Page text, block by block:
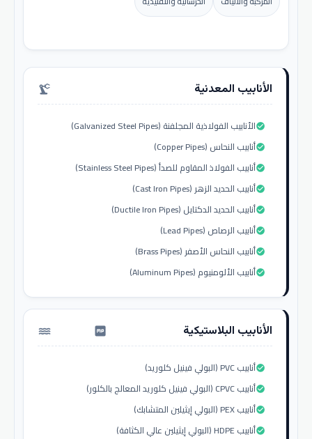
الأنابيب المعدنية precision_manufacturing
الأنابيب الفولاذية المجلفنة (Galvanized Steel Pipes)check_circle
أنابيب النحاس (Copper Pipes)check_circle
أنابيب الفولاذ المقاوم للصدأ (Stainless Steel Pipes)check_circle
أنابيب الحديد الزهر (Cast Iron Pipes)check_circle
أنابيب الحديد الدكتايل (Ductile Iron Pipes)check_circle
أنابيب الرصاص (Lead Pipes)check_circle
أنابيب النحاس الأصفر (Brass Pipes)check_circle
أنابيب الألومنيوم (Aluminum Pipes)check_circle
الأنابيب البلاستيكية water_pump
أنابيب PVC (البولي فينيل كلوريد)check_circle
أنابيب CPVC (البولي فينيل كلوريد المعالج بالكلور)check_circle
أنابيب PEX (البولي إيثيلين المتشابك)check_circle
أنابيب HDPE (البولي إيثيلين عالي الكثافة)check_circle